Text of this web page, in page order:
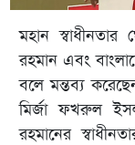
মহান
রহমান এবং
বলে মন্তব্য
মির্জা ফখরুল
রহমানের